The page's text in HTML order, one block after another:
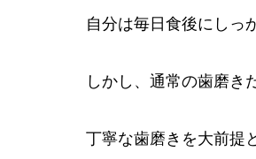
自分は毎日食後にしっ
しかし、通常の歯磨き
丁寧な歯磨きを大前提